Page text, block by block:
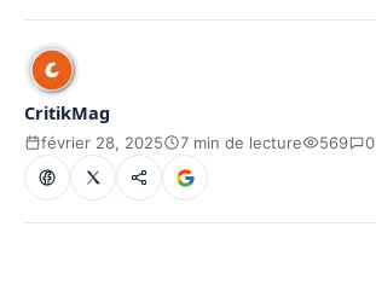
CritikMag
février 28, 2025 7 min de lecture 569 0